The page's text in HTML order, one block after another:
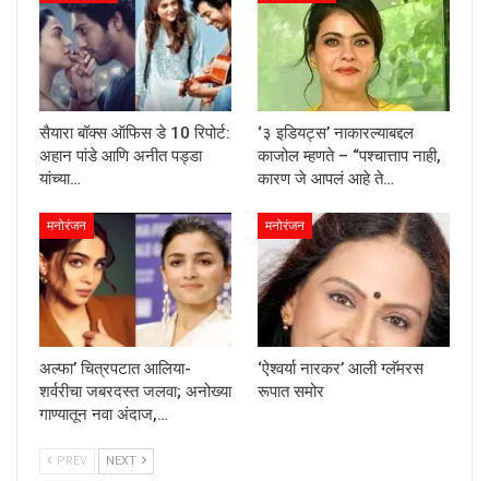
सैयारा बॉक्स ऑफिस डे 10 रिपोर्ट:
अहान पांडे आणि अनीत पड्डा
यांच्या…
‘३ इडियट्स’ नाकारल्याबद्दल
काजोल म्हणते – “पश्चात्ताप नाही,
कारण जे आपलं आहे ते…
मनोरंजन
अल्फा’ चित्रपटात आलिया-
शर्वरीचा जबरदस्त जलवा; अनोख्या
गाण्यातून नवा अंदाज,…
मनोरंजन
‘ऐश्वर्या नारकर’ आली ग्लॅमरस
रूपात समोर
PREV NEXT